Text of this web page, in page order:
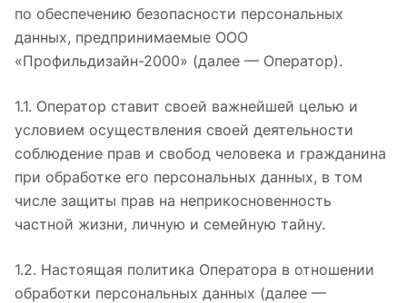
по обеспечению безопасности персональных
данных, предпринимаемые ООО
«Профильдизайн-2000» (далее — Оператор).
1.1. Оператор ставит своей важнейшей целью и
условием осуществления своей деятельности
соблюдение прав и свобод человека и гражданина
при обработке его персональных данных, в том
числе защиты прав на неприкосновенность
частной жизни, личную и семейную тайну.
1.2. Настоящая политика Оператора в отношении
обработки персональных данных (далее —